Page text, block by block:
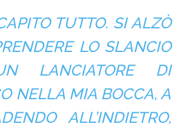
TUTTO. SI ALZÒ
LO SLANCIO
LANCIATORE DI
NELLA MIA BOCCA, A
ALL’INDIETRO,